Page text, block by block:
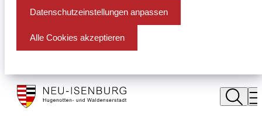
Datenschutzeinstellungen anpassen
Alle Cookies akzeptieren
Stadt
Neu
Isenburg